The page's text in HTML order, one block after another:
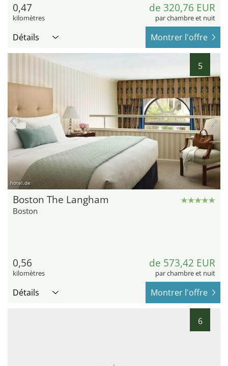
0,47
kilomètres
de 320,76 EUR
par chambre et nuit
Détails Montrer l'offre
5
hotel.de
Boston The Langham
Boston
0,56
kilomètres
de 573,42 EUR
par chambre et nuit
Détails Montrer l'offre
6